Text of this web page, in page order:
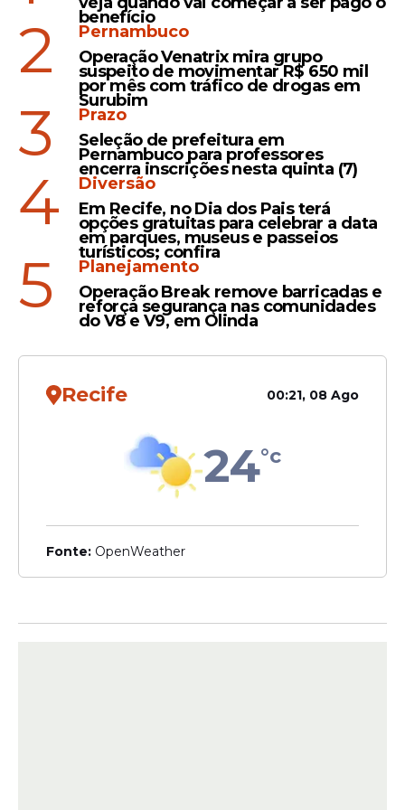
Futebol
João Gomes tieta Neymar
com camisa da Seleção:
"Usando a 10 enquanto ele
Numeração
Neymar usará camisa 10
pela 4ª vez em Copas do
Mundo e vai igualar marca
de Pelé
Veja Também
Aos 34 anos, o camisa 10 da Seleção
Brasileira mantém uma base superior a 233
milhões de seguidores, superando estrelas
da nova geração como Kylian Mbappé,
benefício
2
Pernambuco
Operação Venatrix mira grupo
suspeito de movimentar R$ 650 mil
por mês com tráfico de drogas em
Surubim
3
Prazo
Seleção de prefeitura em
Pernambuco para professores
encerra inscrições nesta quinta (7)
4
Diversão
Em Recife, no Dia dos Pais terá
opções gratuitas para celebrar a data
em parques, museus e passeios
turísticos; confira
5
Planejamento
Operação Break remove barricadas e
reforça segurança nas comunidades
do V8 e V9, em Olinda
Recife 00:21, 08 Ago
24°c
Fonte: OpenWeather